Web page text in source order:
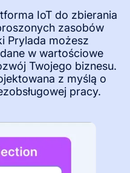
IoT do zbierania
zasobów
Prylada możesz
w wartościowe
Twojego biznesu.
z myślą o
pracy.